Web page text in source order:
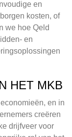
en
kosten, of
we hoe Qeld
en
HET MKB
en in
creëren
drijfveer voor